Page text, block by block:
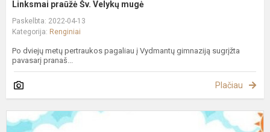
Linksmai praūžė Šv. Velykų mugė
Paskelbta: 2022-04-13
Kategorija: Renginiai
Po dviejų metų pertraukos pagaliau į Vydmantų gimnaziją sugrįžta
pavasarį pranaš...
Plačiau